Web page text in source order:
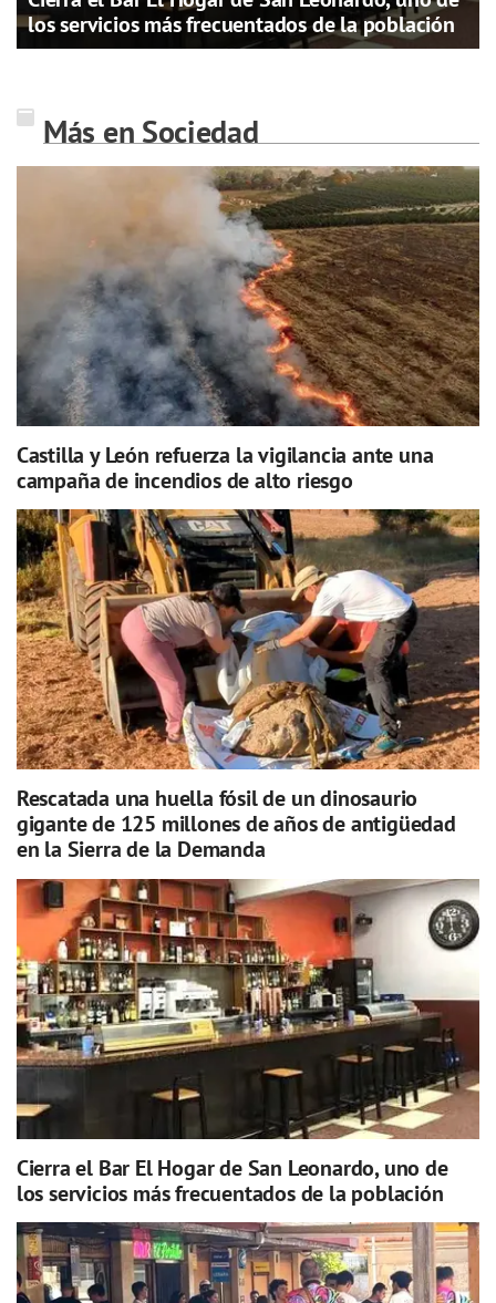
los servicios más frecuentados de la población
Más en Sociedad
Castilla y León refuerza la vigilancia ante una
campaña de incendios de alto riesgo
Rescatada una huella fósil de un dinosaurio
gigante de 125 millones de años de antigüedad
en la Sierra de la Demanda
Cierra el Bar El Hogar de San Leonardo, uno de
los servicios más frecuentados de la población